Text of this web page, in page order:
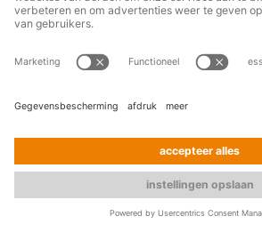
Wenst u persoonlijk advies? We
telefonisch en per e-mail te woord.
Contact
Lidmaatschappen & certificeringen